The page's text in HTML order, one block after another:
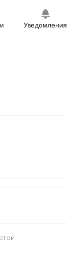
Уведомления